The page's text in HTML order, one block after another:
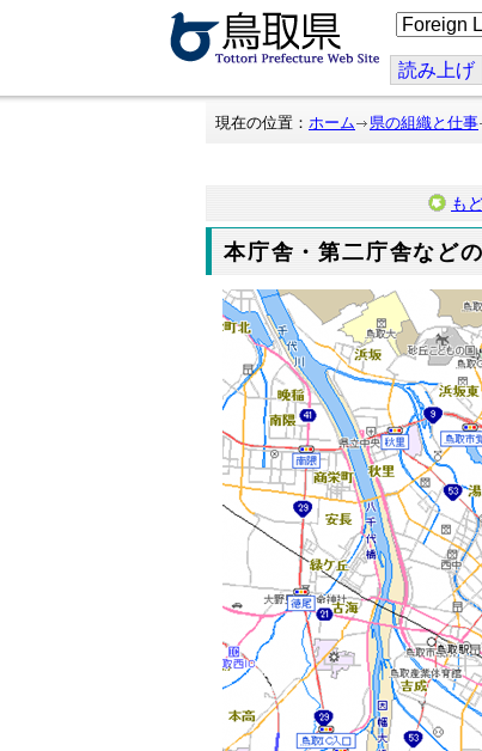
こ
の
ジ
を
翻
読み上げ
現在の位置： ホーム 県の組織と仕事
も
本庁舎・第二庁舎など